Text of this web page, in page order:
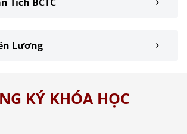
Lương
KÝ KHÓA HỌC